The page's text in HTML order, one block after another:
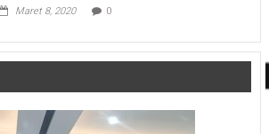
Maret 8, 2020 0